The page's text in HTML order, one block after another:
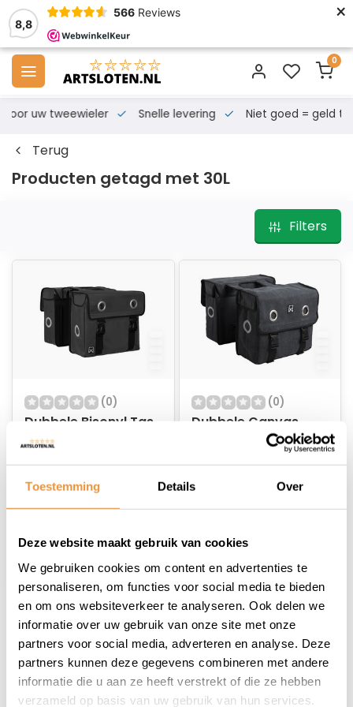
Toestemming Details Over
Deze website maakt gebruik van cookies
We gebruiken cookies om content en advertenties te
personaliseren, om functies voor social media te bieden
en om ons websiteverkeer te analyseren. Ook delen we
informatie over uw gebruik van onze site met onze
partners voor social media, adverteren en analyse. Deze
partners kunnen deze gegevens combineren met andere
informatie die u aan ze heeft verstrekt of die ze hebben
verzameld op basis van uw gebruik van hun services.
8,8
566 Reviews ×
0
voor uw tweewieler Snelle levering Niet goed = geld
Terug
Producten getagd met 30L
Filters
(0)
Dubbele Bisonyl Tas
Zwart 30L
Op voorraad
49,35
(0)
Dubbele Canvas
Fietstas 30L Zwart
Op voorraad
47,95
1